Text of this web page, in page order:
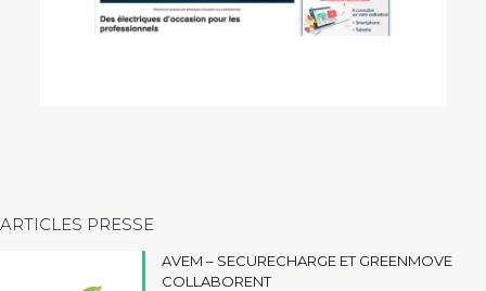
ARTICLES PRESSE
AVEM – SECURECHARGE ET GREENMOVE
COLLABORENT